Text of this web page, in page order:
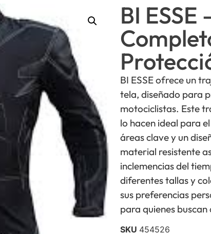
BI
BI ESSE ofrece un
tela, diseñado para
motociclistas. Este
lo hacen ideal para
áreas clave y un
material resistente
inclemencias del
diferentes tallas y
sus preferencias
para quienes
SKU 454526